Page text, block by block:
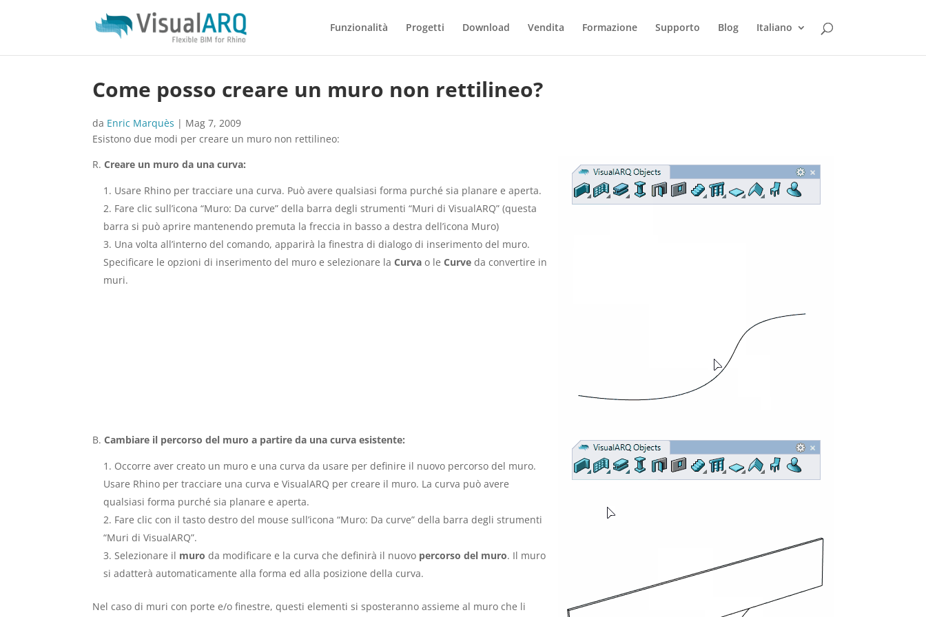
Funzionalità Progetti Download Vendita Formazione Supporto Blog Italiano
Come posso creare un muro non rettilineo?
da Enric Marquès | Mag 7, 2009
Esistono due modi per creare un muro non rettilineo:
R.Creare un muro da una curva:
Usare Rhino per tracciare una curva. Può avere qualsiasi forma purché sia planare e aperta.
Fare clic sull’icona “Muro: Da curve” della barra degli strumenti “Muri di VisualARQ” (questa
barra si può aprire mantenendo premuta la freccia in basso a destra dell’icona Muro)
Una volta all’interno del comando, apparirà la finestra di dialogo di inserimento del muro.
Specificare le opzioni di inserimento del muro e selezionare laCurva o leCurve da convertire in
muri.
B.Cambiare il percorso del muro a partire da una curva esistente:
Occorre aver creato un muro e una curva da usare per definire il nuovo percorso del muro.
Usare Rhino per tracciare una curva e VisualARQ per creare il muro. La curva può avere
qualsiasi forma purché sia planare e aperta.
Fare clic con il tasto destro del mouse sull’icona “Muro: Da curve” della barra degli strumenti
“Muri di VisualARQ”.
Selezionare il muro da modificare e la curva che definirà il nuovo percorso del muro. Il muro
si adatterà automaticamente alla forma ed alla posizione della curva.
Nel caso di muri con porte e/o finestre, questi elementi si sposteranno assieme al muro che li